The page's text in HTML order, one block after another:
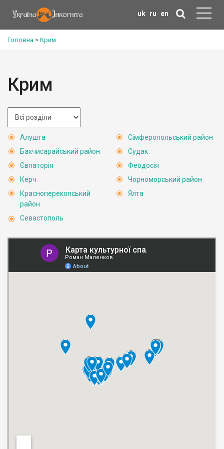
uk ru en
Головна > Крим
Крим
Алушта
Бахчисарайський район
Євпаторія
Керч
Красноперекопський
район
Севастополь
Сімферопольський район
Судак
Феодосія
Чорноморський район
Ялта